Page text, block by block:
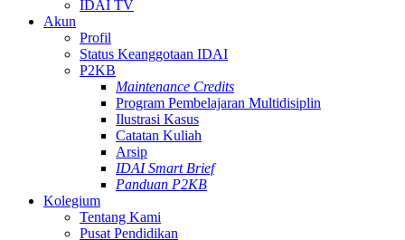
IDAI TV
Akun
Profil
Status Keanggotaan IDAI
P2KB
Maintenance Credits
Program Pembelajaran Multidisiplin
Ilustrasi Kasus
Catatan Kuliah
Arsip
IDAI Smart Brief
Panduan P2KB
Kolegium
Tentang Kami
Pusat Pendidikan